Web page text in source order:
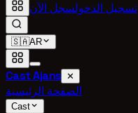
تسجيل الدخولسجل الآن
🇸🇦AR
Cast Ajans ✕
الصفحة الرئيسية
Cast